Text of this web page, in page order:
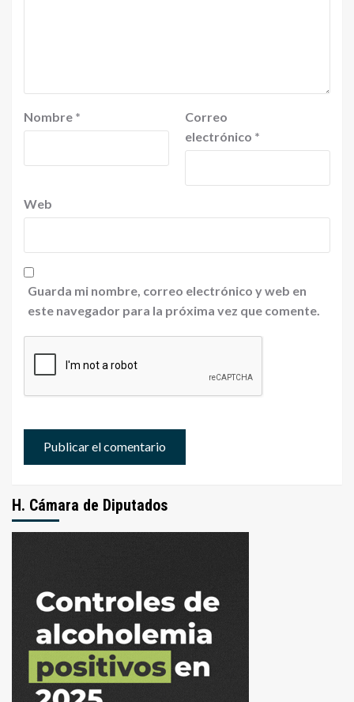
Nombre *
Correo
electrónico *
Web
Guarda mi nombre, correo electrónico y web en
este navegador para la próxima vez que comente.
H. Cámara de Diputados